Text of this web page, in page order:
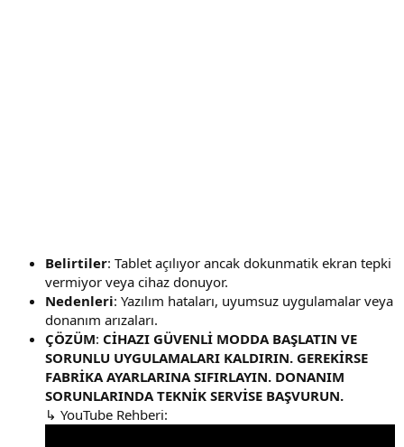
Belirtiler: Tablet açılıyor ancak dokunmatik ekran tepki
vermiyor veya cihaz donuyor.
Nedenleri: Yazılım hataları, uyumsuz uygulamalar veya
donanım arızaları.
ÇÖZÜM: CİHAZI GÜVENLİ MODDA BAŞLATIN VE
SORUNLU UYGULAMALARI KALDIRIN. GEREKİRSE
FABRİKA AYARLARINA SIFIRLAYIN. DONANIM
SORUNLARINDA TEKNİK SERVİSE BAŞVURUN.
↳ YouTube Rehberi: